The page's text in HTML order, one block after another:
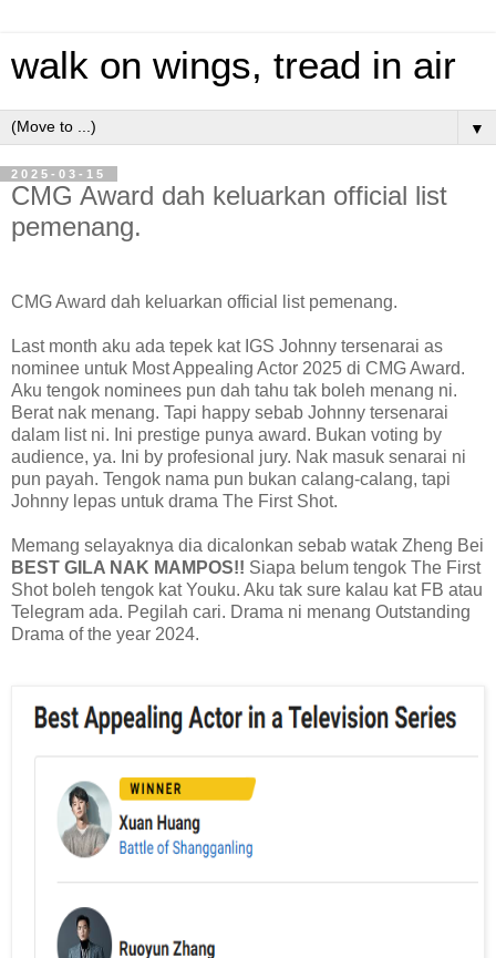
walk on wings, tread in air
▼
2025-03-15
CMG Award dah keluarkan official list
pemenang.
CMG Award dah keluarkan official list pemenang.
Last month aku ada tepek kat IGS Johnny tersenarai as
nominee untuk Most Appealing Actor 2025 di CMG Award.
Aku tengok nominees pun dah tahu tak boleh menang ni.
Berat nak menang. Tapi happy sebab Johnny tersenarai
dalam list ni. Ini prestige punya award. Bukan voting by
audience, ya. Ini by profesional jury. Nak masuk senarai ni
pun payah. Tengok nama pun bukan calang-calang, tapi
Johnny lepas untuk drama The First Shot.
Memang selayaknya dia dicalonkan sebab watak Zheng Bei
BEST GILA NAK MAMPOS!! Siapa belum tengok The First
Shot boleh tengok kat Youku. Aku tak sure kalau kat FB atau
Telegram ada. Pegilah cari. Drama ni menang Outstanding
Drama of the year 2024.